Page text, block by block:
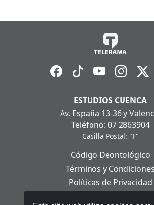
ESTUDIOS CUENCA
Av. España 13-36 y
Teléfono: 07 2863904
Casilla Postal: "F"
Código Deontológico
Términos y Condiciones
Políticas de Privacidad